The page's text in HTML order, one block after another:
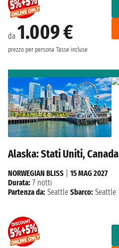
da 1.009 €
prezzo per persona Tasse incluse
Alaska: Stati Uniti, Canada
NORWEGIAN BLISS
15 MAG 2027
Durata: 7 notti
Partenza da: Seattle Sbarco: Seattle